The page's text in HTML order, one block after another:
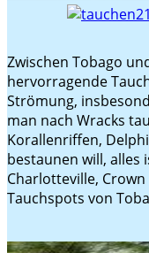
Zwischen Tobago
hervorragende
Strömung,
man nach Wracks
Korallenriffen,
bestaunen will, alles
Charlotteville,
Tauchspots von